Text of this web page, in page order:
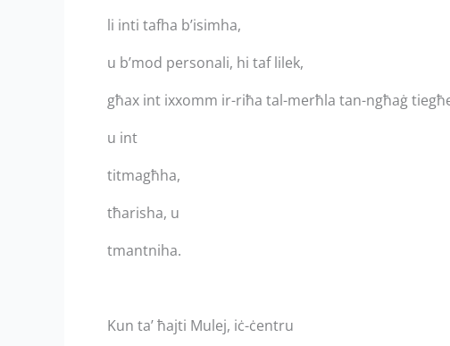
li inti tafha b’isimha,
u b’mod personali, hi taf lilek,
għax int ixxomm ir-riħa tal-merħla tan-ngħaġ
u int
titmagħha,
tħarisha, u
tmantniha.
Kun ta’ ħajti Mulej, iċ-ċentru